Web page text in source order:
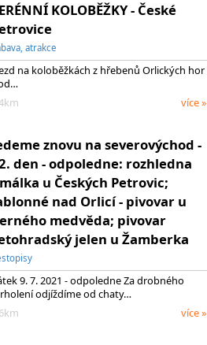
KOLOBĚŽKY - České
atrakce
na koloběžkách z hřebenů Orlických hor
více »
znovu na severovýchod -
den - odpoledne: rozhledna
u Českých Petrovic;
nad Orlicí - pivovar u
medvěda; pivovar
jelen u Žamberka
9. 7. 2021 - odpoledne Za drobného
odjíždíme od chaty…
více »